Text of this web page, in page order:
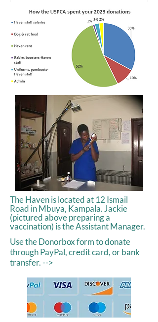
The Haven is located at 12 Ismail
Road in Mbuya, Kampala. Jackie
(pictured above preparing a
vaccination) is the Assistant Manager.
Use the Donorbox form to donate
through PayPal, credit card, or bank
transfer. -->